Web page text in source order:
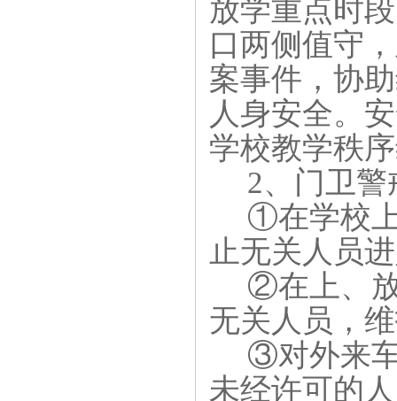
放学重点时
口两侧值守
案事件，协
人身安全。
学校教学秩
2、门卫警
①在学校
止无关人员
②在上、
无关人员，
③对外来
未经许可的